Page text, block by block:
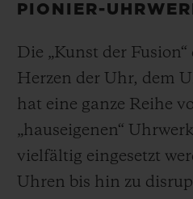
PIONIER-
Die „Kunst der
Herzen der Uhr, dem
hat eine ganze Reihe
„hauseigenen“
vielfältig eingesetzt
Uhren bis hin zu